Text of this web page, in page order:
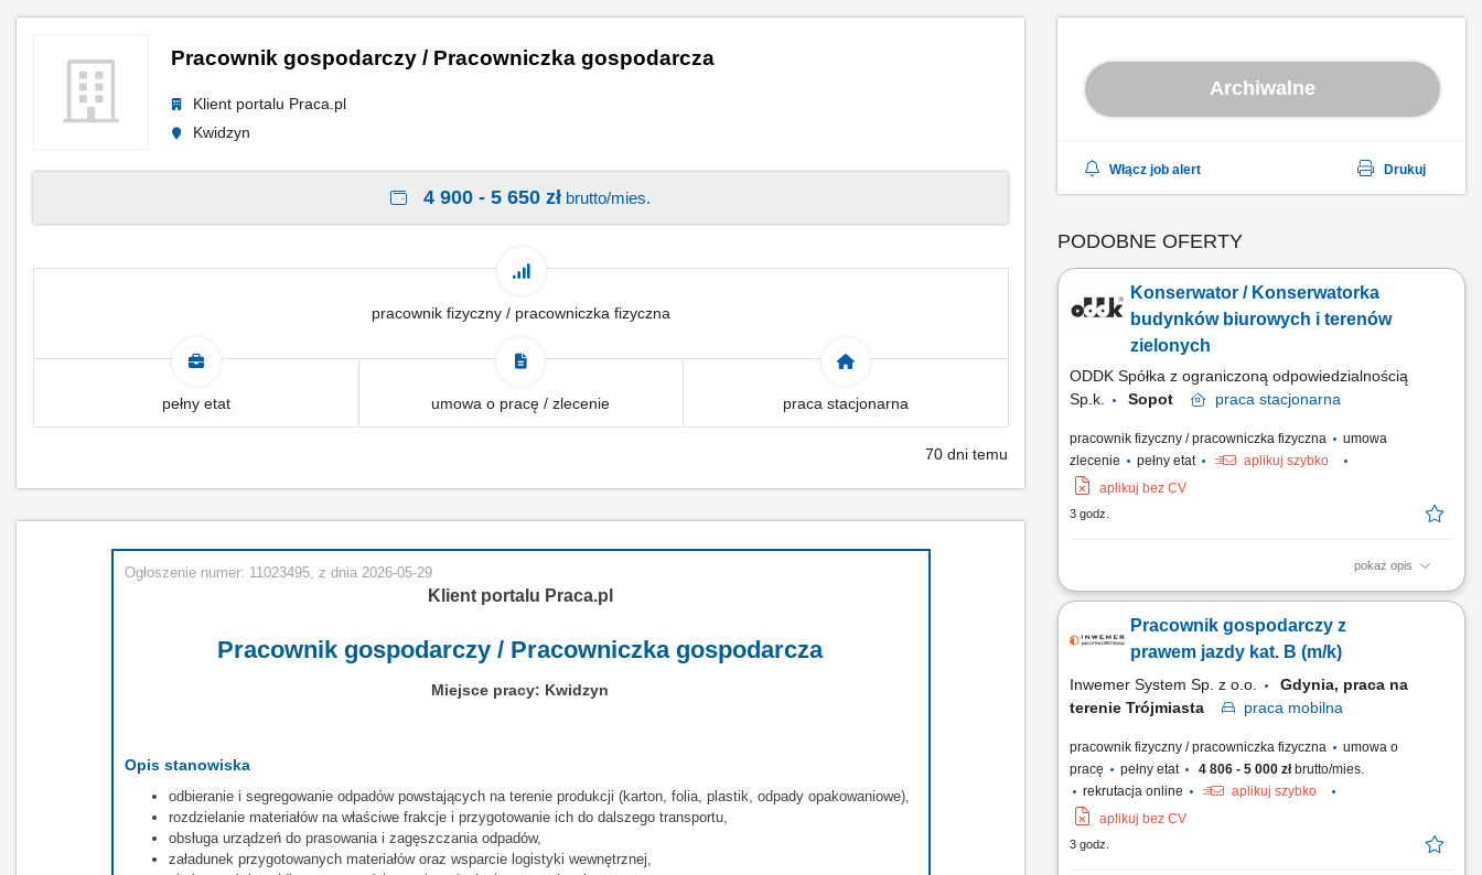
Pracownik gospodarczy / Pracowniczka gospodarcza
Klient portalu Praca.pl
Kwidzyn
4 900 - 5 650 zł brutto/mies.
pracownik fizyczny / pracowniczka fizyczna
pełny etat umowa o pracę / zlecenie praca stacjonarna
70 dni temu
Ogłoszenie numer: 11023495, z dnia 2026-05-29
Klient portalu Praca.pl
Pracownik gospodarczy / Pracowniczka gospodarcza
Miejsce pracy: Kwidzyn
Opis stanowiska
odbieranie i segregowanie odpadów powstających na terenie produkcji (karton, folia, plastik, odpady opakowaniowe),
rozdzielanie materiałów na właściwe frakcje i przygotowanie ich do dalszego transportu,
obsługa urządzeń do prasowania i zagęszczania odpadów,
załadunek przygotowanych materiałów oraz wsparcie logistyki wewnętrznej,
Archiwalne
Włącz job alert Drukuj
PODOBNE OFERTY
Konserwator / Konserwatorka
budynków biurowych i terenów
zielonych
ODDK Spółka z ograniczoną odpowiedzialnością
Sp.k.
Sopot praca stacjonarna
pracownik fizyczny / pracowniczka fizyczna
umowa
zlecenie
pełny etat
aplikuj szybko
aplikuj bez CV
3 godz.
pokaż opis
Zakres zadań: Drobne prace naprawcze i techniczne
bieżących usterek i nadzór nad instalacjami budynku; Dbanie o
tereny zielone (koszenie, przycinanie roślin) Prace
Pracownik gospodarczy z
prawem jazdy kat. B (m/k)
Inwemer System Sp. z o.o.
Gdynia, praca na
terenie Trójmiasta
praca mobilna
pracownik fizyczny / pracowniczka fizyczna
umowa o
pracę
pełny etat 4 806 - 5 000 złbrutto/mies.
rekrutacja online
aplikuj szybko
aplikuj bez CV
3 godz.